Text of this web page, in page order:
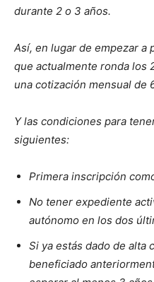
durante 2 o 3 años.
Así, en lugar de empezar a
que actualmente ronda los
una cotización mensual de
Y las condiciones para
siguientes:
Primera inscripción
No tener expediente
autónomo en los dos
Si ya estás dado de alta
beneficiado